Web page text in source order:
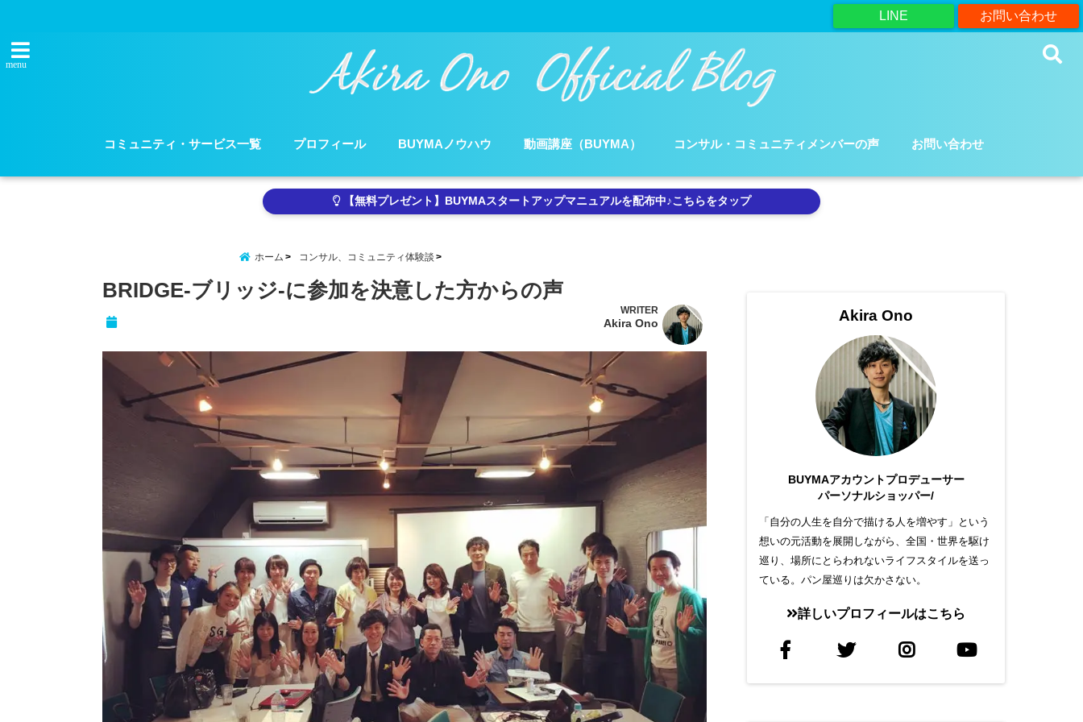
お問い合わせ
LINE
menu
コミュニティ・サービス一覧 プロフィール BUYMAノウハウ 動画講座（BUYMA） コンサル・コミュニティメンバーの声 お問い合わせ
【無料プレゼント】BUYMAスタートアップマニュアルを配布中♪こちらをタップ
ホーム コンサル、コミュニティ体験談
BRIDGE-ブリッジ-に参加を決意した方からの声
WRITER
Akira Ono Akira Ono
BUYMAアカウントプロデューサー
パーソナルショッパー/
「自分の人生を自分で描ける人を増やす」という
想いの元活動を展開しながら、全国・世界を駆け
巡り、場所にとらわれないライフスタイルを送っ
ている。パン屋巡りは欠かさない。
詳しいプロフィールはこちら